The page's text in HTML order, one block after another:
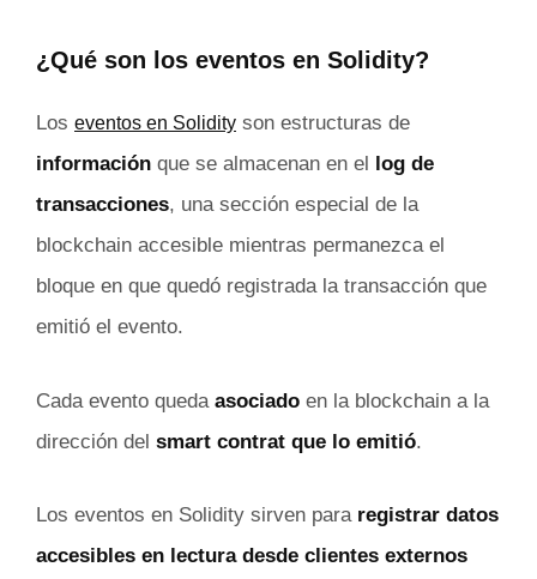
¿Qué son los eventos en Solidity?
Los eventos en Solidity son estructuras de
información que se almacenan en el log de
transacciones, una sección especial de la
blockchain accesible mientras permanezca el
bloque en que quedó registrada la transacción que
emitió el evento.
Cada evento queda asociado en la blockchain a la
dirección del smart contrat que lo emitió.
Los eventos en Solidity sirven para registrar datos
accesibles en lectura desde clientes externos